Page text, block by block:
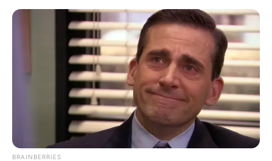
decoração do homem-aranha simples
Decoração do Homem-
Aranha Simples: 30 Ideias
Criativas para Festa
BRAINBERRIES